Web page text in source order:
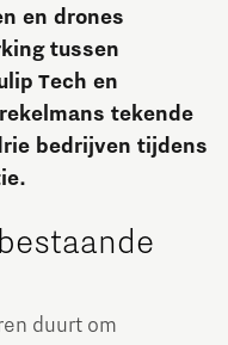
en drones
tussen
Tech en
tekende
bedrijven tijdens
duurt om